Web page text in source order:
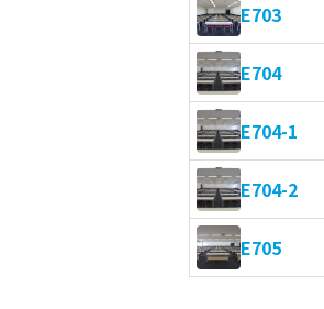
E703
E704
E704-1
E704-2
E705